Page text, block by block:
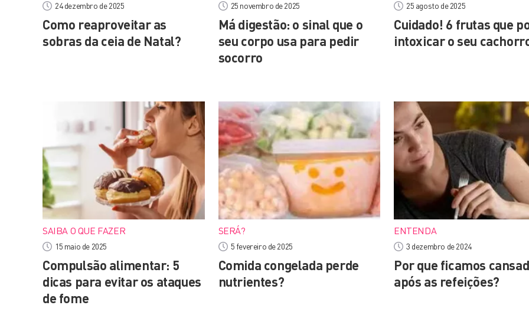
24 dezembro de 2025
Como reaproveitar as
sobras da ceia de Natal?
25 novembro de 2025
Má digestão: o sinal que o
seu corpo usa para pedir
socorro
25 agosto de 2025
Cuidado! 6 frutas que
intoxicar o seu
SAIBA O QUE FAZER
15 maio de 2025
Compulsão alimentar: 5
dicas para evitar os ataques
de fome
SERÁ?
5 fevereiro de 2025
Comida congelada perde
nutrientes?
ENTENDA
3 dezembro de 2024
Por que ficamos
após as refeições?